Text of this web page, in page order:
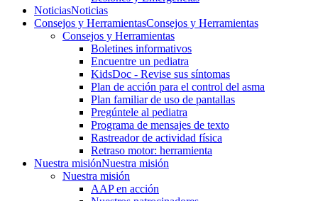
NoticiasNoticias
Consejos y HerramientasConsejos y Herramientas
Consejos y Herramientas
Boletines informativos
Encuentre un pediatra
KidsDoc - Revise sus síntomas
Plan de acción para el control del asma
Plan familiar de uso de pantallas
Pregúntele al pediatra
Programa de mensajes de texto
Rastre​​ador de activida​d física
Retraso motor: herramienta
Nuestra misiónNuestra misión
Nuestra misión
AAP en acción